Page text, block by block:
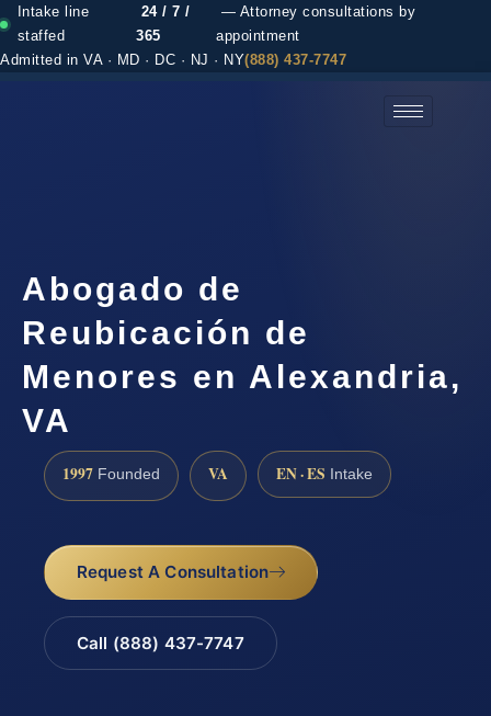
Intake line
staffed
24 / 7 /
365
— Attorney consultations by
appointment
Admitted in VA · MD · DC · NJ · NY(888) 437-7747
Abogado de
Reubicación de
Menores en Alexandria,
VA
1997 Founded VA EN · ES Intake
Request A Consultation
Call (888) 437-7747